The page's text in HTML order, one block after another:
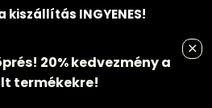
kiszállítás INGYENES!
20% kedvezménya
termékekre!